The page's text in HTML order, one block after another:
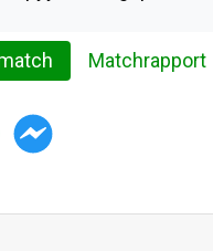
Matchrapport